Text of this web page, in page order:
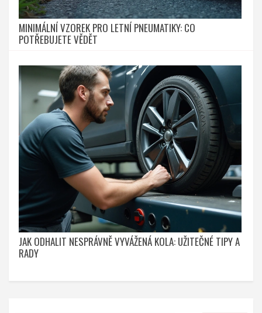
MINIMÁLNÍ VZOREK PRO LETNÍ PNEUMATIKY: CO
POTŘEBUJETE VĚDĚT
JAK ODHALIT NESPRÁVNĚ VYVÁŽENÁ KOLA: UŽITEČNÉ TIPY A
RADY